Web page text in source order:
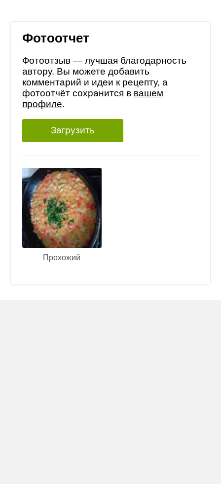
Фотоотчет
Фотоотзыв — лучшая благодарность
автору. Вы можете добавить
комментарий и идеи к рецепту, а
фотоотчёт сохранится в вашем
профиле.
Загрузить
Прохожий